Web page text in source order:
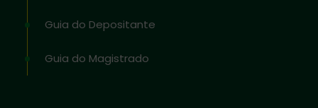
Guia do Depositante
Guia do Magistrado